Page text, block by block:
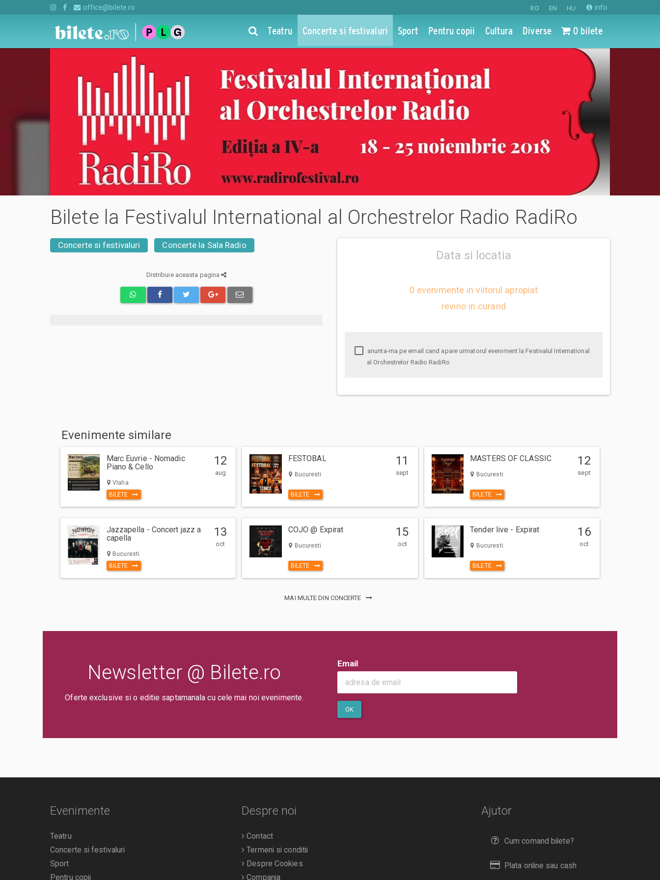
RO EN HU info
office@bilete.ro
Teatru Concerte si festivaluri Sport Pentru copii Cultura Diverse 0 bilete
Bilete la Festivalul International al Orchestrelor Radio RadiRo
Concerte si festivaluri Concerte la Sala Radio
Data si locatia
0 evenimente in viitorul apropiat
revino in curand
al Orchestrelor Radio RadiRo
Distribuie aceasta pagina
Evenimente similare
Marc Euvrie - Nomadic
Piano & Cello
Vlaha
BILETE
12
aug
FESTOBAL
Bucuresti
BILETE
11
sept
MASTERS OF CLASSIC
Bucuresti
BILETE
12
sept
Jazzapella - Concert jazz a
capella
Bucuresti
BILETE
13
oct
COJO @ Expirat
Bucuresti
BILETE
15
oct
Tender live - Expirat
Bucuresti
BILETE
16
oct
MAI MULTE DIN CONCERTE
Newsletter @ Bilete.ro
Oferte exclusive si o editie saptamanala cu cele mai noi evenimente.
Email
OK
Ajutor
Cum comand bilete?
Plata online sau cash
Evenimente
Teatru
Concerte si festivaluri
Sport
Pentru copii
Despre noi
Contact
Termeni si conditii
Despre Cookies
Compania